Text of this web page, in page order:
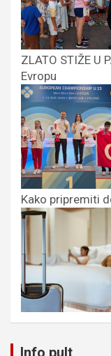
ZLATO STIŽE U
Evropu
Kako pripremiti